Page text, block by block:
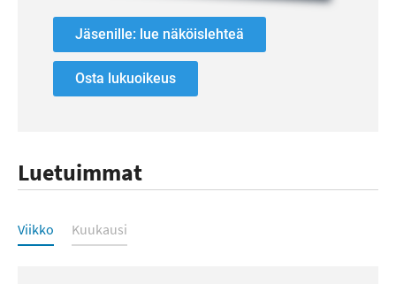
Jäsenille: lue näköislehteä
Osta lukuoikeus
Luetuimmat
Luetuimmat
Viikko Kuukausi